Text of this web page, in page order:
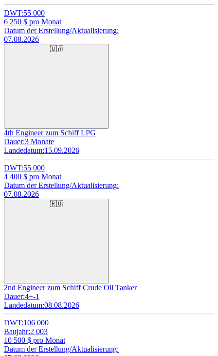
DWT:55 000
6 250 $ pro Monat
Datum der Erstellung/Aktualisierung:
07.08.2026
🇺🇦
4th Engineer zum Schiff LPG
Dauer:3 Monate
Landedatum:15.09.2026
DWT:55 000
4 400 $ pro Monat
Datum der Erstellung/Aktualisierung:
07.08.2026
🇷🇺
2nd Engineer zum Schiff Crude Oil Tanker
Dauer:4+-1
Landedatum:08.08.2026
DWT:106 000
Baujahr:2 003
10 500 $ pro Monat
Datum der Erstellung/Aktualisierung: